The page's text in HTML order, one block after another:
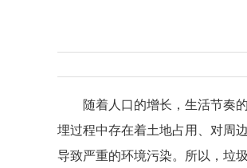
随着人口的增长，生活节奏
埋过程中存在着土地占用、对周
导致严重的环境污染。所以，垃